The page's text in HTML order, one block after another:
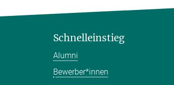
Schnelleinstieg
Alumni
Bewerber*innen